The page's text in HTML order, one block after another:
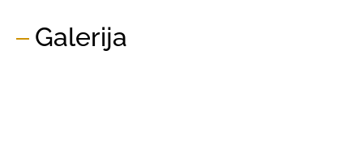
Galerija